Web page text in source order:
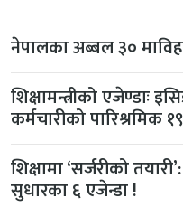
नेपालका अब्बल ३०
शिक्षामन्त्रीको एजेण्डाः
कर्मचारीको पारिश्रमिक
शिक्षामा ‘सर्जरीको
सुधारका ६ एजेन्डा !